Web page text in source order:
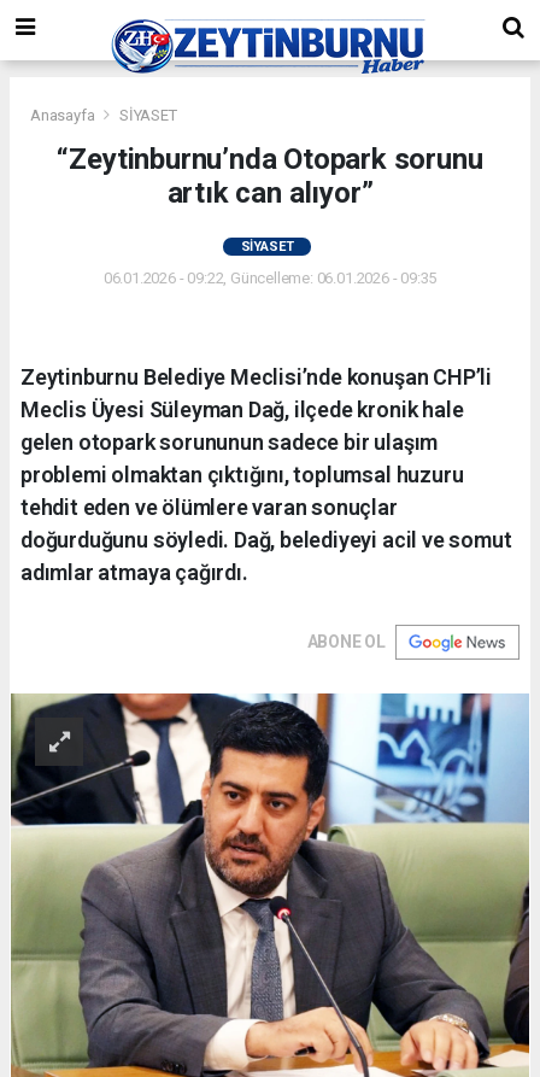
Anasayfa SİYASET
“Zeytinburnu’nda Otopark sorunu
artık can alıyor”
SİYASET
06.01.2026 - 09:22, Güncelleme: 06.01.2026 - 09:35
Zeytinburnu Belediye Meclisi’nde konuşan CHP’li
Meclis Üyesi Süleyman Dağ, ilçede kronik hale
gelen otopark sorununun sadece bir ulaşım
problemi olmaktan çıktığını, toplumsal huzuru
tehdit eden ve ölümlere varan sonuçlar
doğurduğunu söyledi. Dağ, belediyeyi acil ve somut
adımlar atmaya çağırdı.
ABONE OL